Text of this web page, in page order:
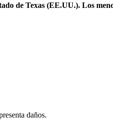
de Texas (EE.UU.). Los
daños.